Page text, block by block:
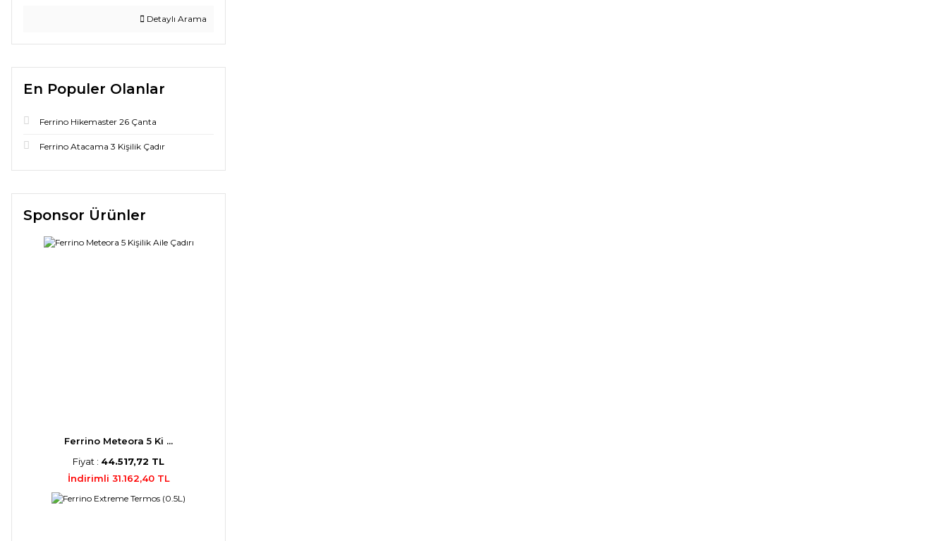
Detaylı Arama
En Populer Olanlar
Ferrino Hikemaster 26 Çanta
Ferrino Atacama 3 Kişilik Çadır
Sponsor Ürünler
Ferrino Meteora 5 Ki ...
Fiyat : 44.517,72 TL
İndirimli 31.162,40 TL